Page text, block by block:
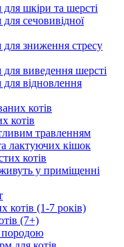
шкіри та шерсті
сечовивідної
зниження стресу
виведення шерсті
відновлення
котів
котів
травленням
лактуючих кішок
котів
у приміщенні
котів (1-7 років)
(7+)
породою